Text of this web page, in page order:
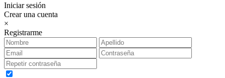
Iniciar sesión
Crear una cuenta
×
Registrarme